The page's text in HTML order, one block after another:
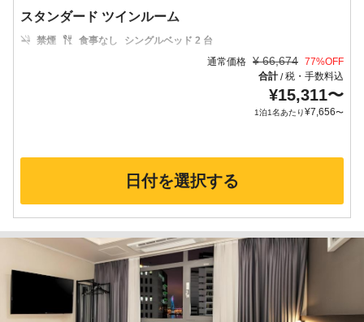
スタンダード ツインルーム
禁煙 食事なし
シングルベッド 2 台
通常価格 ¥ 66,674 77%OFF
合計/税・手数料込
¥15,311〜
1泊1名あたり¥7,656〜
日付を選択する